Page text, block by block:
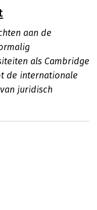
aan de
als Cambridge
de internationale
juridisch